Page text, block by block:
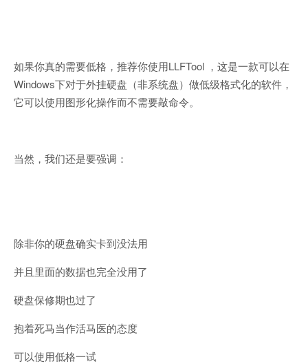
如果你真的需要低格，推荐你使用LLFTool ，这是一款可以在
Windows下对于外挂硬盘（非系统盘）做低级格式化的软件，
它可以使用图形化操作而不需要敲命令。
当然，我们还是要强调：
除非你的硬盘确实卡到没法用
并且里面的数据也完全没用了
硬盘保修期也过了
抱着死马当作活马医的态度
可以使用低格一试